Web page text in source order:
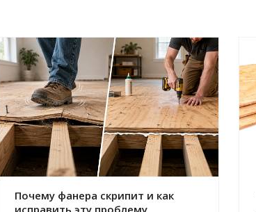
Почему фанера скрипит и как